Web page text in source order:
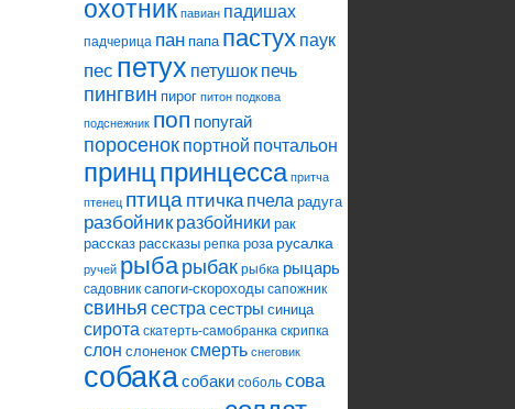
охотник павиан падишах
падчерица пан папа пастух паук
пес петух петушок печь
пингвин пирог питон подкова
подснежник поп попугай
поросенок портной почтальон
принцпринцесса притча
птенец птица птичка пчела радуга
разбойник разбойники рак
рассказ рассказы репка роза русалка
ручей рыбарыбак рыбка рыцарь
садовник сапоги-скороходы сапожник
свинья сестра сестры синица
сирота скатерть-самобранка скрипка
слон слоненок смерть снеговик
собакасобаки соболь сова